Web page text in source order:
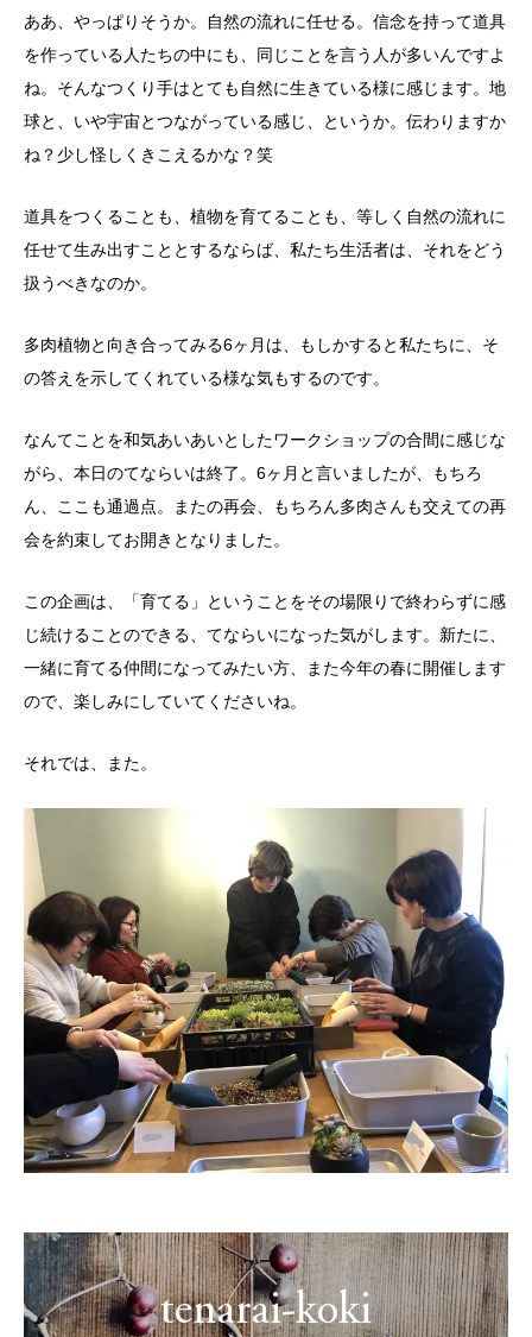
ああ、やっぱりそうか。自然の流れに任せる。信念を持って道具
を作っている人たちの中にも、同じことを言う人が多いんですよ
ね。そんなつくり手はとても自然に生きている様に感じます。地
球と、いや宇宙とつながっている感じ、というか。伝わりますか
ね？少し怪しくきこえるかな？笑
道具をつくることも、植物を育てることも、等しく自然の流れに
任せて生み出すこととするならば、私たち生活者は、それをどう
扱うべきなのか。
多肉植物と向き合ってみる6ヶ月は、もしかすると私たちに、そ
の答えを示してくれている様な気もするのです。
なんてことを和気あいあいとしたワークショップの合間に感じな
がら、本日のてならいは終了。6ヶ月と言いましたが、もちろ
ん、ここも通過点。またの再会、もちろん多肉さんも交えての再
会を約束してお開きとなりました。
この企画は、「育てる」ということをその場限りで終わらずに感
じ続けることのできる、てならいになった気がします。新たに、
一緒に育てる仲間になってみたい方、また今年の春に開催します
ので、楽しみにしていてくださいね。
それでは、また。
tenarai-koki